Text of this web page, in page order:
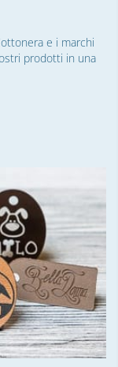
e i marchi
prodotti in una